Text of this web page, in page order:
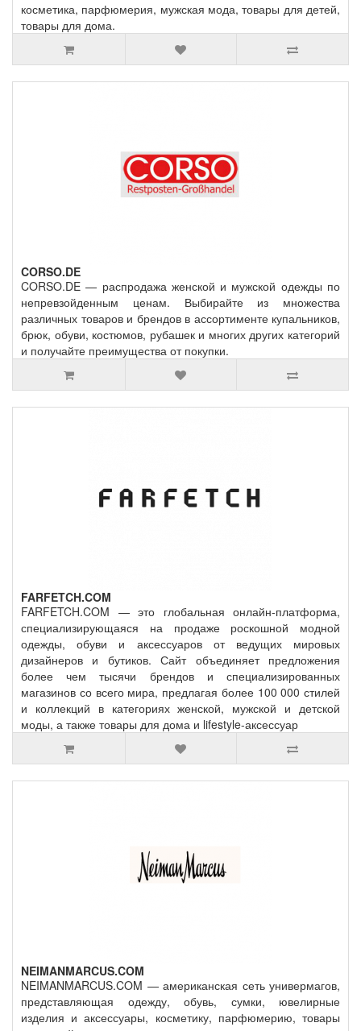
косметика, парфюмерия, мужская мода, товары для детей,
товары для дома.
CORSO.DE
CORSO.DE — распродажа женской и мужской одежды по
непревзойденным ценам. Выбирайте из множества
различных товаров и брендов в ассортименте купальников,
брюк, обуви, костюмов, рубашек и многих других категорий
и получайте преимущества от покупки.
FARFETCH.COM
FARFETCH.COM — это глобальная онлайн-платформа,
специализирующаяся на продаже роскошной модной
одежды, обуви и аксессуаров от ведущих мировых
дизайнеров и бутиков. Сайт объединяет предложения
более чем тысячи брендов и специализированных
магазинов со всего мира, предлагая более 100 000 стилей
и коллекций в категориях женской, мужской и детской
моды, а также товары для дома и lifestyle-аксессуар
NEIMANMARCUS.COM
NEIMANMARCUS.COM — американская сеть универмагов,
представляющая одежду, обувь, сумки, ювелирные
изделия и аксессуары, косметику, парфюмерию, товары